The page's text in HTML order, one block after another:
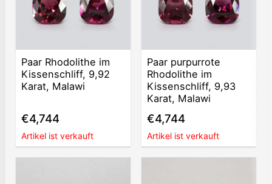
Paar Rhodolithe im
Kissenschliff, 9,92
Karat, Malawi
€4,744
Artikel ist verkauft
Paar purpurrote
Rhodolithe im
Kissenschliff, 9,93
Karat, Malawi
€4,744
Artikel ist verkauft